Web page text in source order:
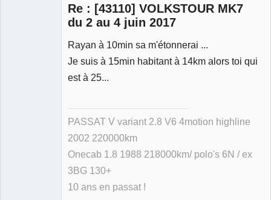
Re : [43110] VOLKSTOUR MK7
du 2 au 4 juin 2017
Rayan à 10min sa m'étonnerai ...
Je suis à 15min habitant à 14km alors toi qui
est à 25...
PASSAT V variant 2.8 V6 4motion highline
2002 220000km
Onecab 1.8 1988 218000km/ polo's 6N / ex
3BG 130+
10 ans en passat !